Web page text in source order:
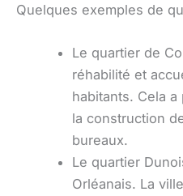
Quelques exemples de
Le quartier de
réhabilité et
habitants. Cela
la construction
bureaux.
Le quartier
Orléanais. La